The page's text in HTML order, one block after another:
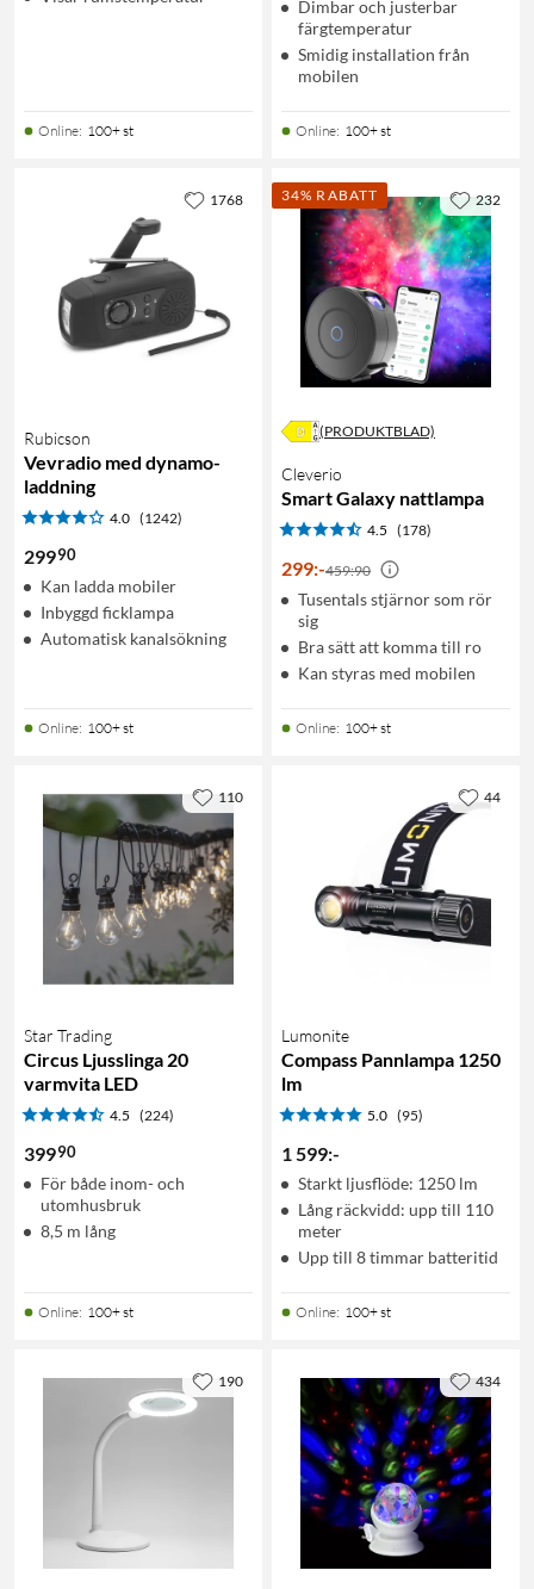
Online: 100+ st
Dimbar och justerbar
färgtemperatur
Smidig installation från
mobilen
Online: 100+ st
Rubicson
Vevradio med dynamo-
laddning
4.0 (1242)
29990
Kan ladda mobiler
Inbyggd ficklampa
Automatisk kanalsökning
Online: 100+ st
1768 34% RABATT
(PRODUKTBLAD)
Cleverio
Smart Galaxy nattlampa
4.5 (178)
299:-459:90
Tusentals stjärnor som rör
sig
Bra sätt att komma till ro
Kan styras med mobilen
Online: 100+ st
232
Star Trading
Circus Ljusslinga 20
varmvita LED
4.5 (224)
39990
För både inom- och
utomhusbruk
8,5 m lång
Online: 100+ st
110
Lumonite
Compass Pannlampa 1250
lm
5.0 (95)
1 599:-
Starkt ljusflöde: 1250 lm
Lång räckvidd: upp till 110
meter
Upp till 8 timmar batteritid
Online: 100+ st
44
190 434